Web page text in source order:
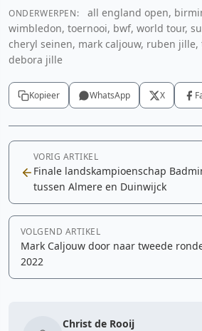
ONDERWERPEN:
all england open,
wimbledon, toernooi, bwf, world tour,
cheryl seinen, mark caljouw, ruben jille,
debora jille
Kopieer WhatsApp X
VORIG ARTIKEL
Finale landskampioenschap
tussen Almere en Duinwijck
VOLGEND ARTIKEL
Mark Caljouw door naar tweede
2022
Christ de Rooij